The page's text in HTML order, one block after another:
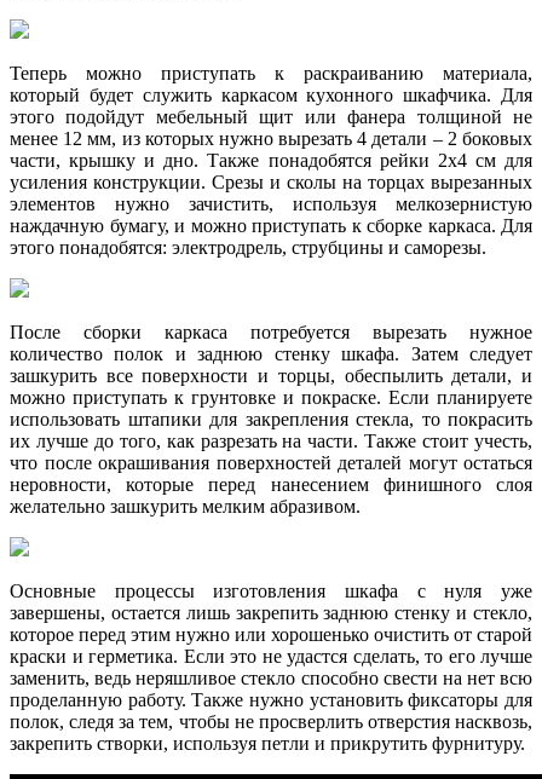
Теперь можно приступать к раскраиванию материала,
который будет служить каркасом кухонного шкафчика. Для
этого подойдут мебельный щит или фанера толщиной не
менее 12 мм, из которых нужно вырезать 4 детали – 2 боковых
части, крышку и дно. Также понадобятся рейки 2х4 см для
усиления конструкции. Срезы и сколы на торцах вырезанных
элементов нужно зачистить, используя мелкозернистую
наждачную бумагу, и можно приступать к сборке каркаса. Для
этого понадобятся: электродрель, струбцины и саморезы.
После сборки каркаса потребуется вырезать нужное
количество полок и заднюю стенку шкафа. Затем следует
зашкурить все поверхности и торцы, обеспылить детали, и
можно приступать к грунтовке и покраске. Если планируете
использовать штапики для закрепления стекла, то покрасить
их лучше до того, как разрезать на части. Также стоит учесть,
что после окрашивания поверхностей деталей могут остаться
неровности, которые перед нанесением финишного слоя
желательно зашкурить мелким абразивом.
Основные процессы изготовления шкафа с нуля уже
завершены, остается лишь закрепить заднюю стенку и стекло,
которое перед этим нужно или хорошенько очистить от старой
краски и герметика. Если это не удастся сделать, то его лучше
заменить, ведь неряшливое стекло способно свести на нет всю
проделанную работу. Также нужно установить фиксаторы для
полок, следя за тем, чтобы не просверлить отверстия насквозь,
закрепить створки, используя петли и прикрутить фурнитуру.